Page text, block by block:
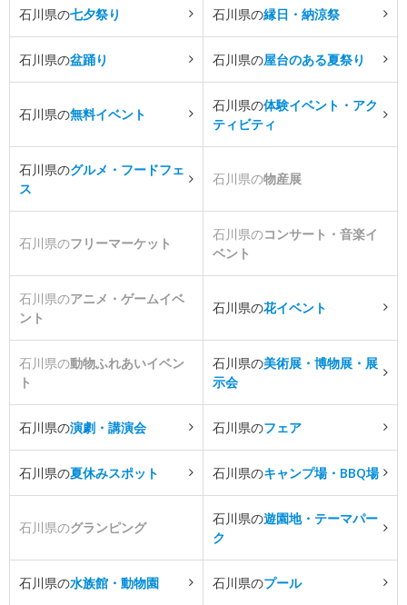
石川県の七夕祭り 石川県の縁日・納涼祭
石川県の盆踊り 石川県の屋台のある夏祭り
石川県の無料イベント
石川県の体験イベント・アク
ティビティ
石川県のグルメ・フードフェ
ス
石川県の物産展
石川県のフリーマーケット
石川県のコンサート・音楽イ
ベント
石川県のアニメ・ゲームイベ
ント
石川県の花イベント
石川県の動物ふれあいイベン
ト
石川県の美術展・博物展・展
示会
石川県の演劇・講演会 石川県のフェア
石川県の夏休みスポット 石川県のキャンプ場・BBQ場
石川県のグランピング
石川県の遊園地・テーマパー
ク
石川県の水族館・動物園 石川県のプール